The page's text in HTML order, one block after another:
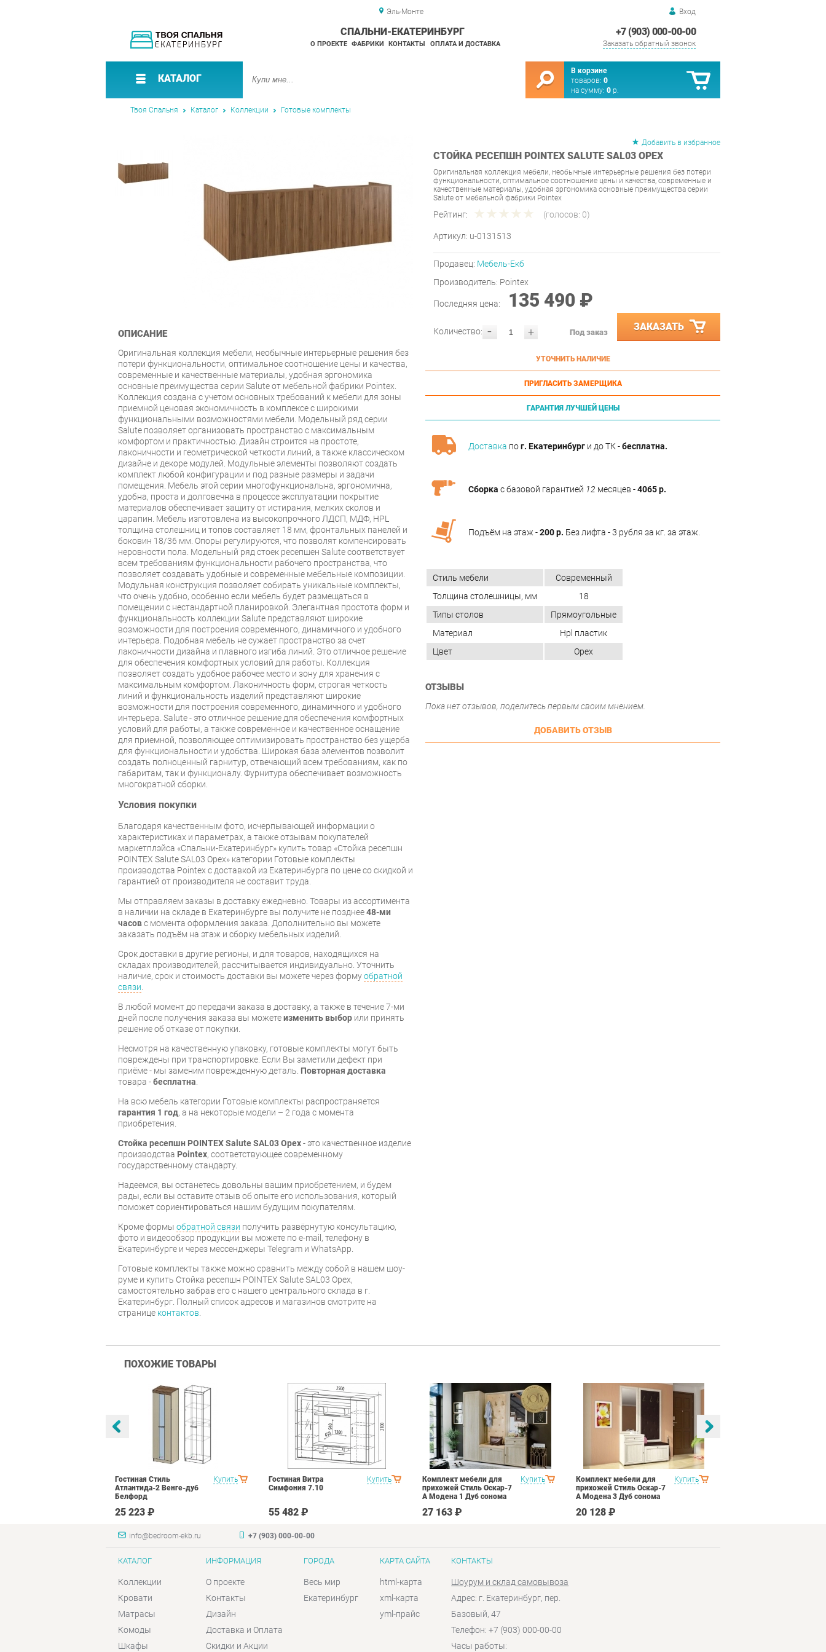
Эль-Монте Вход
+7 (903) 000-00-00
Заказать обратный звонок
СПАЛЬНИ-ЕКАТЕРИНБУРГ
О ПРОЕКТЕ ФАБРИКИ КОНТАКТЫ ОПЛАТА И ДОСТАВКА
КАТАЛОГ
В корзине
товаров: 0
на сумму: 0 р.
Твоя Спальня Каталог Коллекции Готовые комплекты
Добавить в избранное
СТОЙКА РЕСЕПШН POINTEX SALUTE SAL03 ОРЕХ
Оригинальная коллекция мебели, необычные интерьерные решения без потери
функциональности, оптимальное соотношение цены и качества, современные и
качественные материалы, удобная эргономика основные преимущества серии
Salute от мебельной фабрики Pointex
Рейтинг: (голосов: 0)
Артикул: u-0131513
Продавец: Мебель-Екб
Производитель: Pointex
Последняя цена: 135 490 ₽
- +
Количество: Под заказ ЗАКАЗАТЬ
УТОЧНИТЬ НАЛИЧИЕ
ПРИГЛАСИТЬ ЗАМЕРЩИКА
ГАРАНТИЯ ЛУЧШЕЙ ЦЕНЫ
Доставка пог. Екатеринбург и до ТК -бесплатна.
Сборка с базовой гарантией 12 месяцев -4065 р.
Подъём на этаж -200 р. Без лифта - 3 рубля за кг. за этаж.
ОПИСАНИЕ
Оригинальная коллекция мебели, необычные интерьерные решения без
потери функциональности, оптимальное соотношение цены и качества,
современные и качественные материалы, удобная эргономика
основные преимущества серии Salute от мебельной фабрики Pointex.
Коллекция создана с учетом основных требований к мебели для зоны
приемной ценовая экономичность в комплексе с широкими
функциональными возможностями мебели. Модельный ряд серии
Salute позволяет организовать пространство с максимальным
комфортом и практичностью. Дизайн строится на простоте,
лаконичности и геометрической четкости линий, а также классическом
дизайне и декоре модулей. Модульные элементы позволяют создать
комплект любой конфигурации и под разные размеры и задачи
помещения. Мебель этой серии многофункциональна, эргономична,
удобна, проста и долговечна в процессе эксплуатации покрытие
материалов обеспечивает защиту от истирания, мелких сколов и
царапин. Мебель изготовлена из высокопрочного ЛДСП, МДФ, HPL
толщина столешниц и топов составляет 18 мм, фронтальных панелей и
боковин 18/36 мм. Опоры регулируются, что позволят компенсировать
неровности пола. Модельный ряд стоек ресепшен Salute соответствует
всем требованиям функциональности рабочего пространства, что
позволяет создавать удобные и современные мебельные композиции.
Модульная конструкция позволяет собирать уникальные комплекты,
что очень удобно, особенно если мебель будет размещаться в
помещении с нестандартной планировкой. Элегантная простота форм и
функциональность коллекции Salute представляют широкие
возможности для построения современного, динамичного и удобного
интерьера. Подобная мебель не сужает пространство за счет
лаконичности дизайна и плавного изгиба линий. Это отличное решение
для обеспечения комфортных условий для работы. Коллекция
позволяет создать удобное рабочее место и зону для хранения с
максимальным комфортом. Лаконичность форм, строгая четкость
линий и функциональность изделий представляют широкие
возможности для построения современного, динамичного и удобного
интерьера. Salute - это отличное решение для обеспечения комфортных
условий для работы, а также современное и качественное оснащение
для приемной, позволяющее оптимизировать пространство без ущерба
для функциональности и удобства. Широкая база элементов позволит
создать полноценный гарнитур, отвечающий всем требованиям, как по
габаритам, так и функционалу. Фурнитура обеспечивает возможность
многократной сборки.
Условия покупки
Благодаря качественным фото, исчерпывающей информации о
характеристиках и параметрах, а также отзывам покупателей
маркетплэйса «Спальни-Екатеринбург» купить товар «Стойка ресепшн
POINTEX Salute SAL03 Орех» категории Готовые комплекты
производства Pointex с доставкой из Екатеринбурга по цене со скидкой и
гарантией от производителя не составит труда.
Мы отправляем заказы в доставку ежедневно. Товары из ассортимента
в наличии на складе в Екатеринбурге вы получите не позднее48-ми
часовс момента оформления заказа. Дополнительно вы можете
заказать подъём на этаж и сборку мебельных изделий.
Срок доставки в другие регионы, и для товаров, находящихся на
складах производителей, рассчитывается индивидуально. Уточнить
наличие, срок и стоимость доставки вы можете через формуобратной
связи.
В любой момент до передачи заказа в доставку, а также в течение 7-ми
дней после получения заказа вы можетеизменить выбор или принять
решение об отказе от покупки.
Несмотря на качественную упаковку, готовые комплекты могут быть
повреждены при транспортировке. Если Вы заметили дефект при
приёме - мы заменим поврежденную деталь. Повторная доставка
товара -бесплатна.
На всю мебель категории Готовые комплекты распространяется
гарантия 1 год, а на некоторые модели – 2 года с момента
приобретения.
Стойка ресепшн POINTEX Salute SAL03 Орех- это качественное изделие
производства Pointex, соответствующее современному
государственному стандарту.
Надеемся, вы останетесь довольны вашим приобретением, и будем
рады, если вы оставите отзыв об опыте его использования, который
поможет сориентироваться нашим будущим покупателям.
Кроме формы обратной связи получить развёрнутую консультацию,
фото и видеообзор продукции вы можете по e-mail, телефону в
Екатеринбурге и через мессенджеры Telegram и WhatsApp.
Готовые комплекты также можно сравнить между собой в нашем шоу-
руме и купить Стойка ресепшн POINTEX Salute SAL03 Орех,
самостоятельно забрав его с нашего центрального склада в г.
Екатеринбург. Полный список адресов и магазинов смотрите на
странице контактов.
Стиль мебели
Современный
Толщина столешницы, мм
18
Типы столов
Прямоугольные
Материал
Hpl пластик
Цвет
Орех
ОТЗЫВЫ
Пока нет отзывов, поделитесь первым своим мнением.
ДОБАВИТЬ ОТЗЫВ
ПОХОЖИЕ ТОВАРЫ
Купить
Гостиная Стиль
Атлантида-2 Венге-дуб
Белфорд
25 223 ₽
Купить
Гостиная Витра
Симфония 7.10
55 482 ₽
Купить
Комплект мебели для
прихожей Стиль Оскар-7
А Модена 1 Дуб сонома
27 163 ₽
Купить
Комплект мебели для
прихожей Стиль Оскар-7
А Модена 3 Дуб сонома
20 128 ₽
info@bedroom-ekb.ru +7 (903) 000-00-00
КАТАЛОГ
Коллекции
Кровати
Матрасы
Комоды
Шкафы
ИНФОРМАЦИЯ
О проекте
Контакты
Дизайн
Доставка и Оплата
Скидки и Акции
ГОРОДА
Весь мир
Екатеринбург
КАРТА САЙТА
html-карта
xml-карта
yml-прайс
КОНТАКТЫ
Шоурум и склад самовывоза
Адрес: г. Екатеринбург, пер.
Базовый, 47
Телефон: +7 (903) 000-00-00
Часы работы: